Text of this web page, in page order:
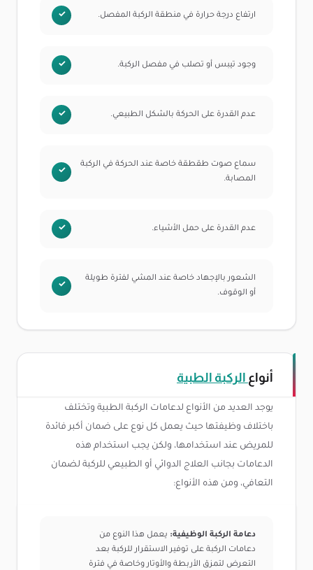
ارتفاع درجة حرارة في منطقة الركبة المفصل.
وجود تيبس أو تصلب في مفصل الركبة.
عدم القدرة على الحركة بالشكل الطبيعي.
سماع صوت طقطقة خاصة عند الحركة في الركبة
المصابة.
عدم القدرة على حمل الأشياء.
الشعور بالإجهاد خاصة عند المشي لفترة طويلة
أو الوقوف.
أنواع الركبة الطبية
يوجد العديد من الأنواع لدعامات الركبة الطبية وتختلف
باختلاف وظيفتها حيث يعمل كل نوع على ضمان أكبر فائدة
للمريض عند استخدامها، ولكن يجب استخدام هذه
الدعامات بجانب العلاج الدوائي أو الطبيعي للركبة لضمان
التعافي، ومن هذه الأنواع:
دعامة الركبة الوظيفية: يعمل هذا النوع من
دعامات الركبة على توفير الاستقرار للركبة بعد
التعرض لتمزق الأربطة والأوتار وخاصة في فترة